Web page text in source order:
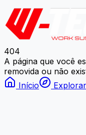
404
A página que você
removida ou não
Início